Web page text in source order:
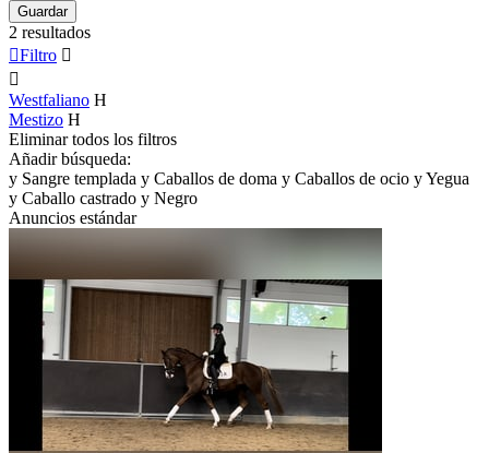
Guardar
2 resultados
Filtro 

Westfaliano H
Mestizo H
Eliminar todos los filtros
Añadir búsqueda:
y Sangre templada y Caballos de doma y Caballos de ocio yYegua
y Caballo castrado y Negro
Anuncios estándar